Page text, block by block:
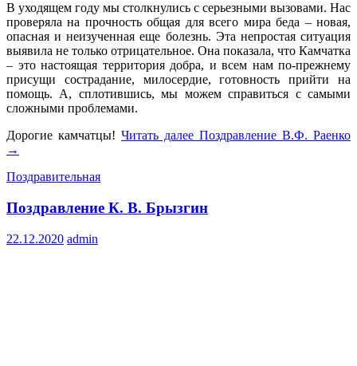
В уходящем году мы столкнулись с серьезными вызовами. Нас
проверяла на прочность общая для всего мира беда – новая,
опасная и неизученная еще болезнь. Эта непростая ситуация
выявила не только отрицательное. Она показала, что Камчатка
– это настоящая территория добра, и всем нам по-прежнему
присущи сострадание, милосердие, готовность прийти на
помощь. А, сплотившись, мы можем справиться с самыми
сложными проблемами.
Дорогие камчатцы! Читать далее Поздравление В.Ф. Раенко
→
Поздравительная
Поздравление К. В. Брызгин
22.12.2020 admin